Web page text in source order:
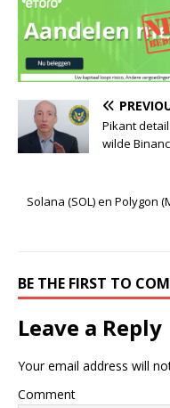
Pikant
wilde
Solana (SOL) en Polygon
BE THE FIRST TO
Leave a Reply
Your email address will
Comment